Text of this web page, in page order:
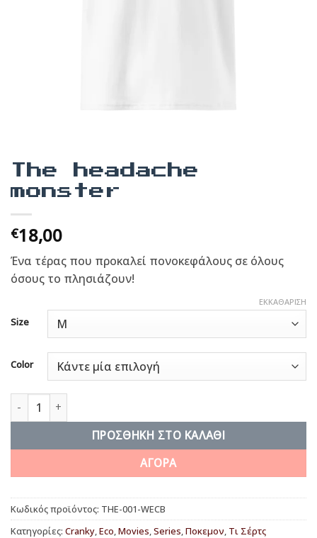
The headache
monster
€18,00
Ένα τέρας που προκαλεί πονοκεφάλους σε όλους
όσους το πλησιάζουν!
Size
Color
ΕΚΚΑΘΆΡΙΣΗ
The headache monster ποσότητα
ΠΡΟΣΘΉΚΗ ΣΤΟ ΚΑΛΆΘΙ
ΑΓΟΡΑ
Κωδικός προϊόντος: THE-001-WECB
Κατηγορίες: Cranky,Eco,Movies,Series,Ποκεμον, Τι Σέρτς